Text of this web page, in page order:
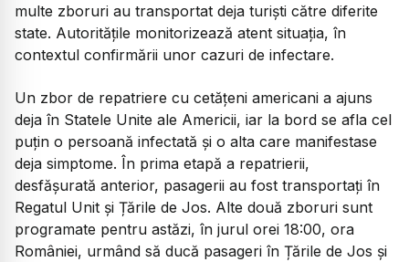
multe zboruri au transportat deja turiști către diferite
state. Autoritățile monitorizează atent situația, în
contextul confirmării unor cazuri de infectare.
Un zbor de repatriere cu cetățeni americani a ajuns
deja în Statele Unite ale Americii, iar la bord se afla cel
puțin o persoană infectată și o alta care manifestase
deja simptome. În prima etapă a repatrierii,
desfășurată anterior, pasagerii au fost transportați în
Regatul Unit și Țările de Jos. Alte două zboruri sunt
programate pentru astăzi, în jurul orei 18:00, ora
României, urmând să ducă pasageri în Țările de Jos și